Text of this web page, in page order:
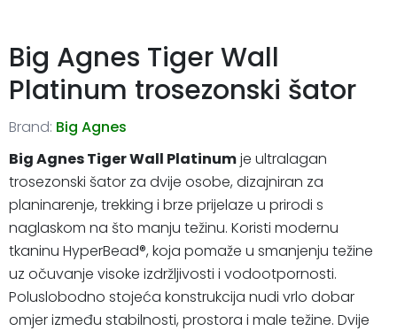
Big Agnes Tiger Wall
Platinum trosezonski šator
Brand: Big Agnes
Big Agnes Tiger Wall Platinumje ultralagan
trosezonski šator za dvije osobe, dizajniran za
planinarenje, trekking i brze prijelaze u prirodi s
naglaskom na što manju težinu. Koristi modernu
tkaninu HyperBead®, koja pomaže u smanjenju težine
uz očuvanje visoke izdržljivosti i vodootpornosti.
Poluslobodno stojeća konstrukcija nudi vrlo dobar
omjer između stabilnosti, prostora i male težine. Dvije